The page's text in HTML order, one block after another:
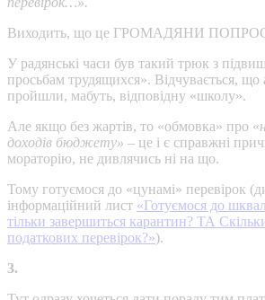
Виходить, що це ГРОМАДЯНИ
У радянські часи був такий трюк з
просьбам трудящихся». Відчувається, що
пройшли, мабуть, відповідну «школу».
Але якщо без жартів, то «обмовка» про «
доходів бюджету» – це і є справжні
мораторію, не дивлячись ні на що.
Тому готуємося до «цунамі» перевірок
інформаційний лист «Готуємося до
тільки завершиться карантин? ТА
податкових перевірок?»).
3.